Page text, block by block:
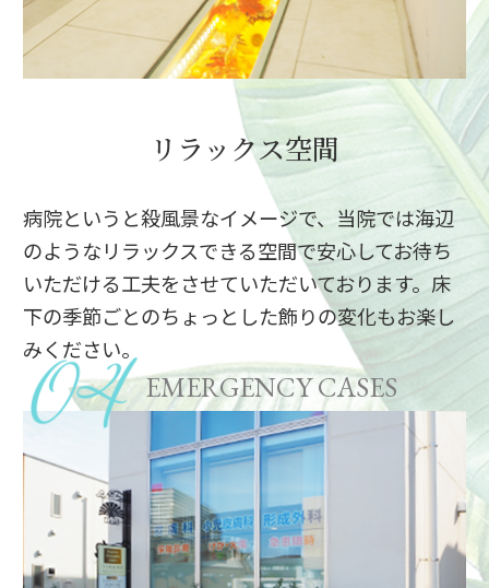
リラックス空間
病院というと殺風景なイメージで、当院では海辺
のようなリラックスできる空間で安心してお待ち
いただける工夫をさせていただいております。床
下の季節ごとのちょっとした飾りの変化もお楽し
みください。
EMERGENCY CASES